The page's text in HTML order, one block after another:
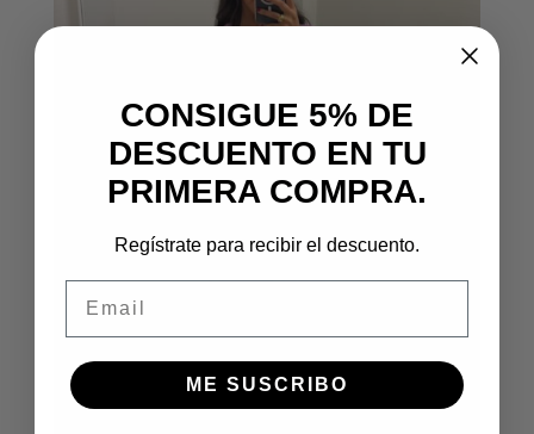
CONSIGUE 5% DE
DESCUENTO EN TU
PRIMERA COMPRA.
Regístrate para recibir el descuento.
ME SUSCRIBO